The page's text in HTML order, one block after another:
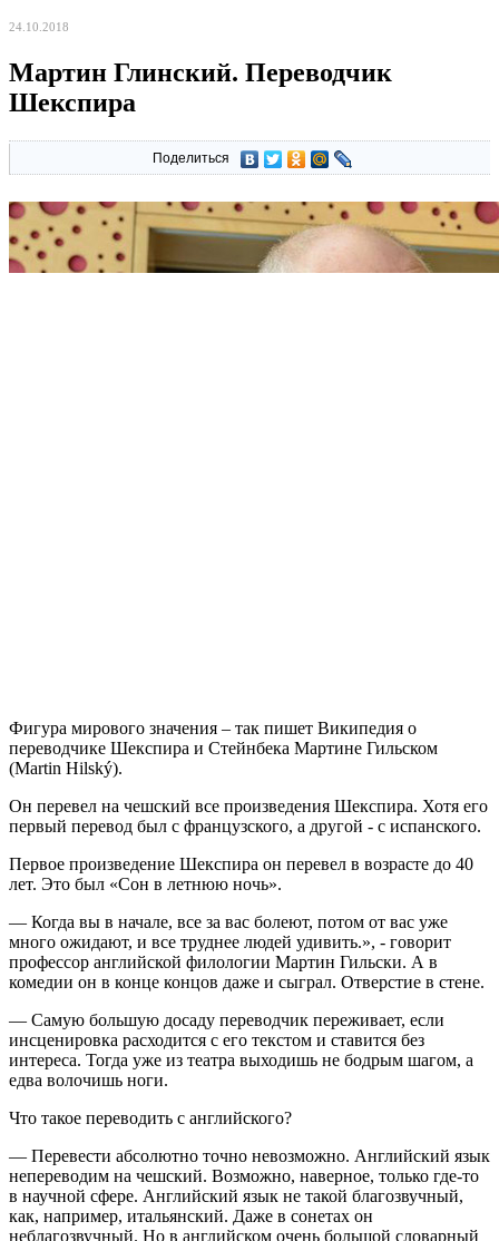
24.10.2018
Мартин Глинский. Переводчик
Шекспира
Поделиться
Фигура мирового значения – так пишет Википедия о
переводчике Шекспира и Стейнбека Мартине Гильском
(Martin Hilský).
Он перевел на чешский все произведения Шекспира. Хотя его
первый перевод был с французского, а другой - с испанского.
Первое произведение Шекспира он перевел в возрасте до 40
лет. Это был «Сон в летнюю ночь».
— Когда вы в начале, все за вас болеют, потом от вас уже
много ожидают, и все труднее людей удивить.», - говорит
профессор английской филологии Мартин Гильски. А в
комедии он в конце концов даже и сыграл. Отверстие в стене.
— Самую большую досаду переводчик переживает, если
инсценировка расходится с его текстом и ставится без
интереса. Тогда уже из театра выходишь не бодрым шагом, а
едва волочишь ноги.
Что такое переводить с английского?
— Перевести абсолютно точно невозможно. Английский язык
непереводим на чешский. Возможно, наверное, только где-то
в научной сфере. Английский язык не такой благозвучный,
как, например, итальянский. Даже в сонетах он
неблагозвучный. Но в английском очень большой словарный